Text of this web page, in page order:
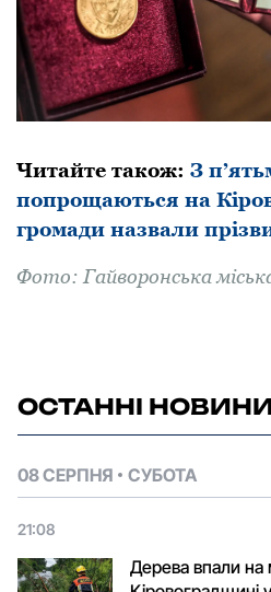
Читайте такoж: З
попрощаються на
громади назвали
Фoтo: Гайвoрoнська
ОСТАННІ
08 СЕРПНЯ СУБОТА
21:08
Дерева впали на